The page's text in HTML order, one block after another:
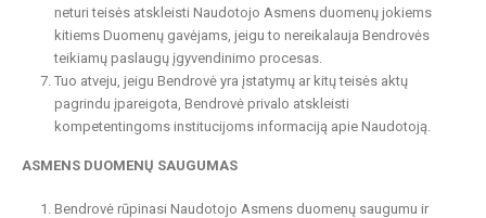
neturi teisės atskleisti Naudotojo Asmens duomenų jokiems
kitiems Duomenų gavėjams, jeigu to nereikalauja Bendrovės
teikiamų paslaugų įgyvendinimo procesas.
Tuo atveju, jeigu Bendrovė yra įstatymų ar kitų teisės aktų
pagrindu įpareigota, Bendrovė privalo atskleisti
kompetentingoms institucijoms informaciją apie Naudotoją.
ASMENS DUOMENŲ SAUGUMAS
Bendrovė rūpinasi Naudotojo Asmens duomenų saugumu ir